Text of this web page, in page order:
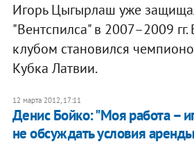
Игорь Цыгырлаш уже
"Вентспилса" в 2007–2009 гг.
клубом становился
Кубка Латвии.
12 марта 2012, 17:11
Денис Бойко: "Моя работа –
не обсуждать условия